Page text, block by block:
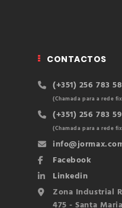
CONTACTOS
(+351) 256 783
(Chamada para a rede
(+351) 256 783
(Chamada para a rede
Facebook
Linkedin
Zona Industrial